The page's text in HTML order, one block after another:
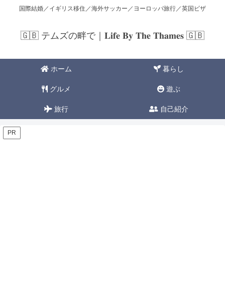
国際結婚／イギリス移住／海外サッカー／ヨーロッパ旅行／英国ビザ
🇬🇧 テムズの畔で｜𝐋𝐢𝐟𝐞 𝐁𝐲 𝐓𝐡𝐞 𝐓𝐡𝐚𝐦𝐞𝐬 🇬🇧
ホーム 暮らし
グルメ 遊ぶ
旅行 自己紹介
PR